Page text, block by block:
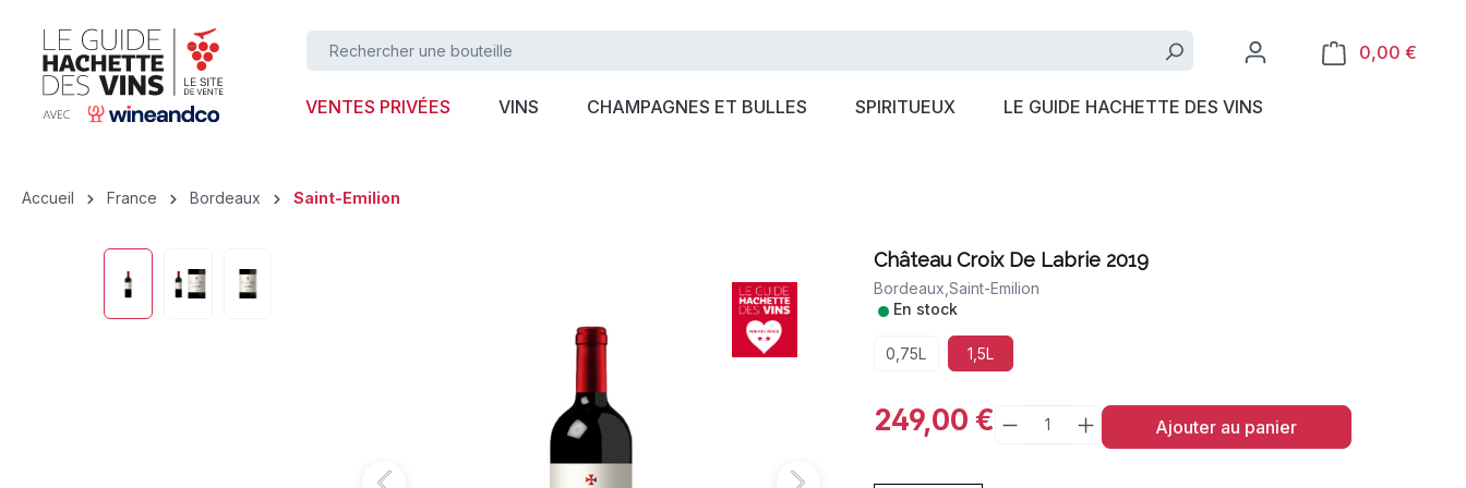
0,00 €
VENTES PRIVÉES VINS CHAMPAGNES ET BULLES SPIRITUEUX LE GUIDE HACHETTE DES VINS
Accueil France Bordeaux Saint-Emilion
Ignorer la galerie d'images Château Croix De Labrie 2019
Bordeaux, Saint-Emilion
•En stock
0,75L 1,5L
249,00 € Ajouter au panier